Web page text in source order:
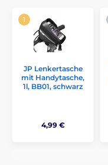
JP Lenkertasche
mit Handytasche,
1l, BB01, schwarz
4,99 €